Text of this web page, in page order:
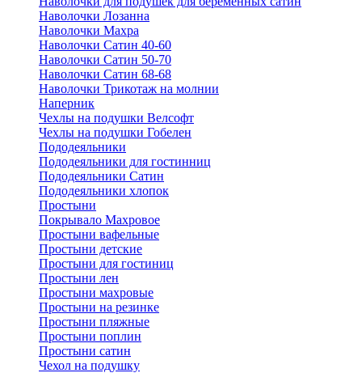
Наволочки Лозанна
Наволочки Махра
Наволочки Сатин 40-60
Наволочки Сатин 50-70
Наволочки Сатин 68-68
Наволочки Трикотаж на молнии
Наперник
Чехлы на подушки Велсофт
Чехлы на подушки Гобелен
Пододеяльники
Пододеяльники для гостинниц
Пододеяльники Сатин
Пододеяльники хлопок
Простыни
Покрывало Махровое
Простыни вафельные
Простыни детские
Простыни для гостиниц
Простыни лен
Простыни махровые
Простыни на резинке
Простыни пляжные
Простыни поплин
Простыни сатин
Чехол на подушку